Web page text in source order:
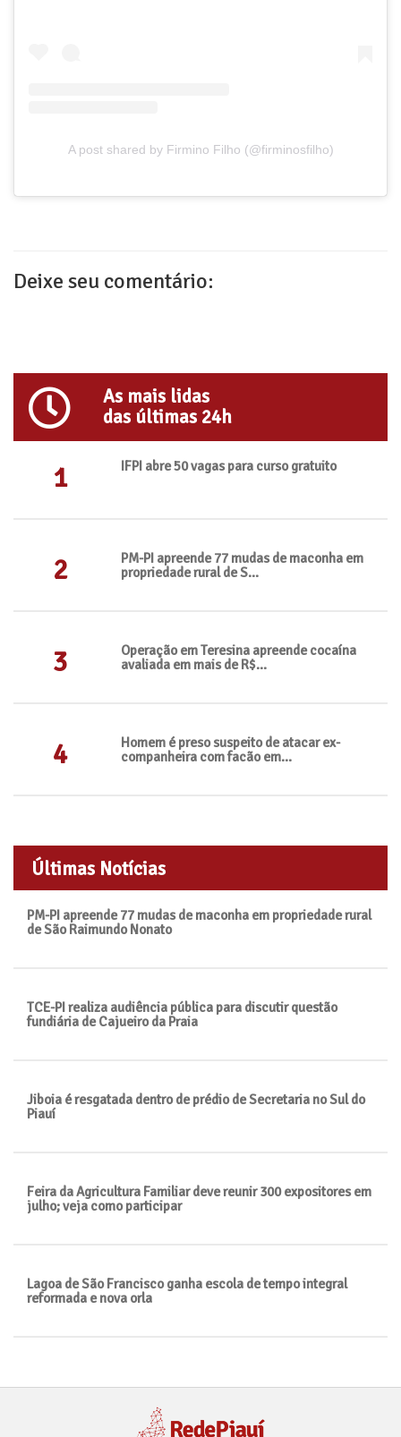
A post shared by Firmino Filho (@firminosfilho)
Deixe seu comentário:
As mais lidas
das últimas 24h
1 IFPI abre 50 vagas para curso gratuito
2
PM-PI apreende 77 mudas de maconha em
propriedade rural de S...
3
Operação em Teresina apreende cocaína
avaliada em mais de R$...
4
Homem é preso suspeito de atacar ex-
companheira com facão em...
Últimas Notícias
PM-PI apreende 77 mudas de maconha em propriedade rural
de São Raimundo Nonato
TCE-PI realiza audiência pública para discutir questão
fundiária de Cajueiro da Praia
Jiboia é resgatada dentro de prédio de Secretaria no Sul do
Piauí
Feira da Agricultura Familiar deve reunir 300 expositores em
julho; veja como participar
Lagoa de São Francisco ganha escola de tempo integral
reformada e nova orla